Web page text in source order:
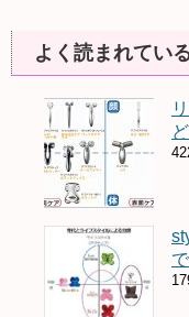
よく読まれてい